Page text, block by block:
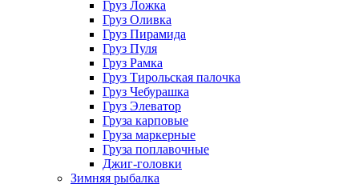
Груз Ложка
Груз Оливка
Груз Пирамида
Груз Пуля
Груз Рамка
Груз Тирольская палочка
Груз Чебурашка
Груз Элеватор
Груза карповые
Груза маркерные
Груза поплавочные
Джиг-головки
Зимняя рыбалка